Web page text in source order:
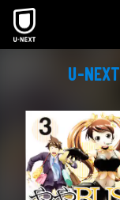
本文へスキップ
U-NEXT